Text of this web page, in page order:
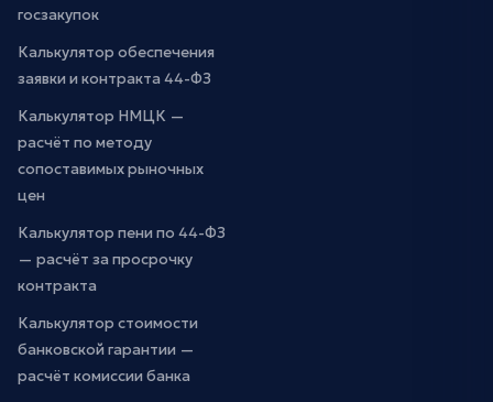
госзакупок
Калькулятор обеспечения
заявки и контракта 44-ФЗ
Калькулятор НМЦК —
расчёт по методу
сопоставимых рыночных
цен
Калькулятор пени по 44-ФЗ
— расчёт за просрочку
контракта
Калькулятор стоимости
банковской гарантии —
расчёт комиссии банка